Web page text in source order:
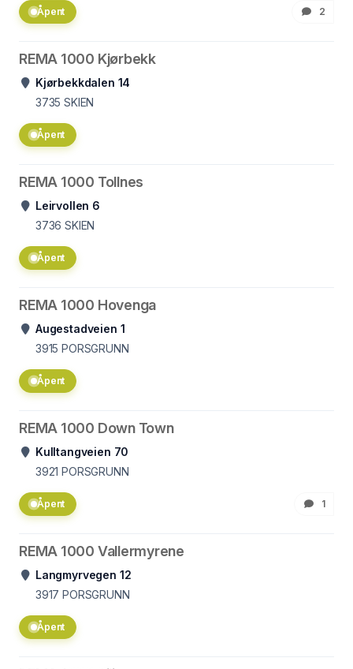
Åpent 2
REMA 1000 Kjørbekk
Kjørbekkdalen 14
3735 SKIEN
Åpent
REMA 1000 Tollnes
Leirvollen 6
3736 SKIEN
Åpent
REMA 1000 Hovenga
Augestadveien 1
3915 PORSGRUNN
Åpent
REMA 1000 Down Town
Kulltangveien 70
3921 PORSGRUNN
Åpent 1
REMA 1000 Vallermyrene
Langmyrvegen 12
3917 PORSGRUNN
Åpent